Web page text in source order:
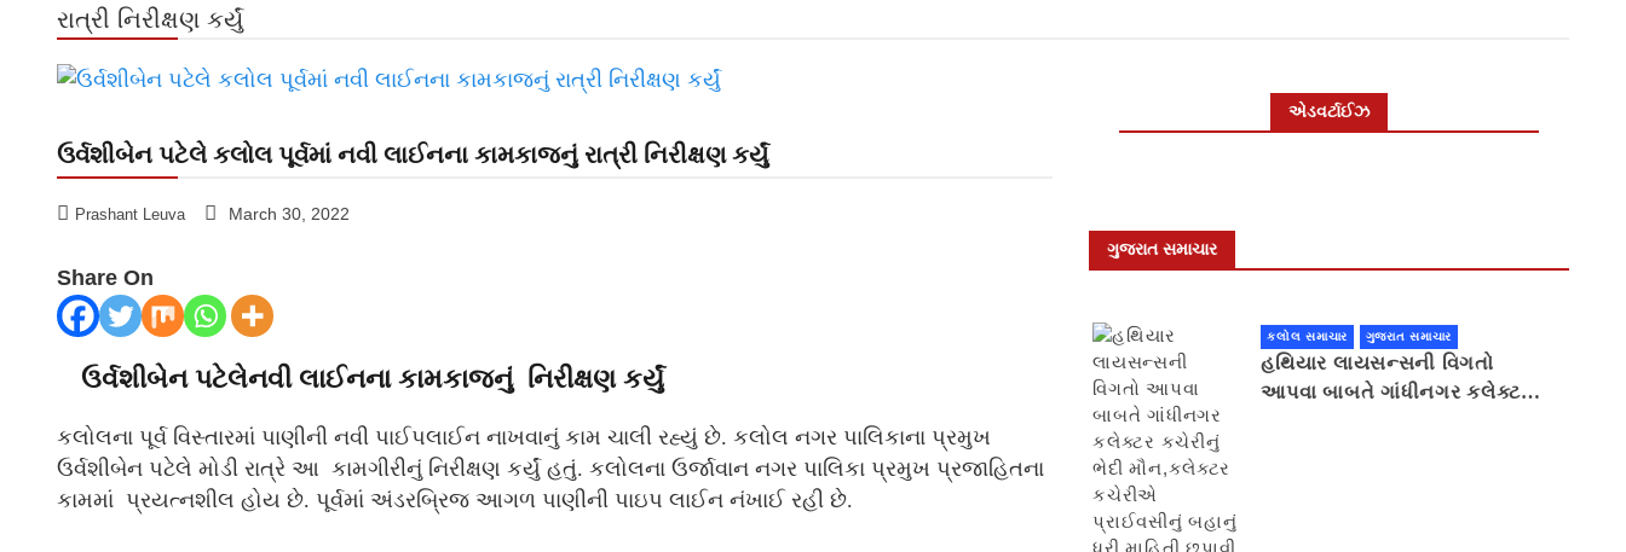
રાત્રી નિરીક્ષણ કર્યું
ઉર્વશીબેન પટેલે કલોલ પૂર્વમાં નવી લાઈનના કામકાજનું રાત્રી નિરીક્ષણ કર્યું
Prashant Leuva March 30, 2022
Share On
ઉર્વશીબેન પટેલેનવી લાઈનના કામકાજનું નિરીક્ષણ કર્યું
કલોલના પૂર્વ વિસ્તારમાં પાણીની નવી પાઈપલાઈન નાખવાનું કામ ચાલી રહ્યું છે. કલોલ નગર પાલિકાના પ્રમુખ
ઉર્વશીબેન પટેલે મોડી રાત્રે આ કામગીરીનું નિરીક્ષણ કર્યું હતું. કલોલના ઉર્જાવાન નગર પાલિકા પ્રમુખ પ્રજાહિતના
કામમાં પ્રયત્નશીલ હોય છે. પૂર્વમાં અંડરબ્રિજ આગળ પાણીની પાઇપ લાઈન નંખાઈ રહી છે.
એડવર્ટાઈઝ
ગુજરાત સમાચાર
કલોલ સમાચાર ગુજરાત સમાચાર
હથિયાર લાયસન્સની વિગતો
આપવા બાબતે ગાંધીનગર કલેક્ટર